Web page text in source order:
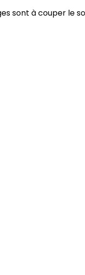
sont à couper le